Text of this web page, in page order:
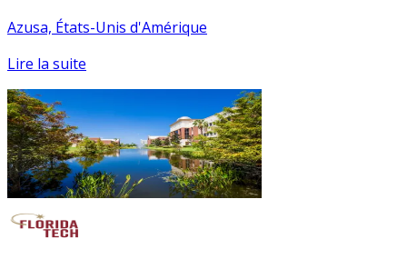
Azusa, États-Unis d'Amérique
Lire la suite